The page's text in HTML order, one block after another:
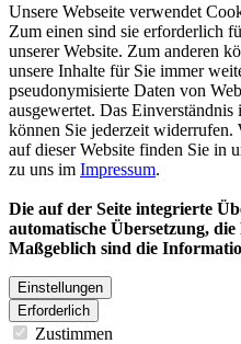
Unsere Webseite verwendet
Zum einen sind sie erforderlich
unserer Website. Zum anderen
unsere Inhalte für Sie immer
pseudonymisierte Daten von
ausgewertet. Das
können Sie jederzeit
auf dieser Website finden Sie in
zu uns im Impressum.
Die auf der Seite integrierte
automatische Übersetzung,
Maßgeblich sind die
Einstellungen
Erforderlich
Zustimmen